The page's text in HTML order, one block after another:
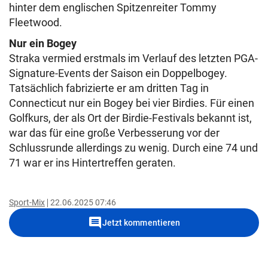
hinter dem englischen Spitzenreiter Tommy
Fleetwood.
Nur ein Bogey
Straka vermied erstmals im Verlauf des letzten PGA-
Signature-Events der Saison ein Doppelbogey.
Tatsächlich fabrizierte er am dritten Tag in
Connecticut nur ein Bogey bei vier Birdies. Für einen
Golfkurs, der als Ort der Birdie-Festivals bekannt ist,
war das für eine große Verbesserung vor der
Schlussrunde allerdings zu wenig. Durch eine 74 und
71 war er ins Hintertreffen geraten.
Sport-Mix 22.06.2025 07:46
commentJetzt kommentieren